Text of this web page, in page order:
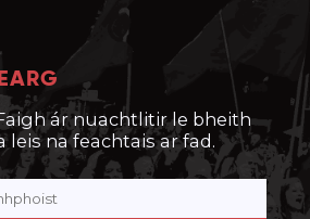
ár nuachtlitir le bheith
leis na feachtais ar fad.